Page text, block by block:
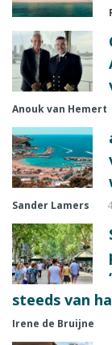
Anouk van Hemert
Sander Lamers
steeds van
Irene de Bruijne